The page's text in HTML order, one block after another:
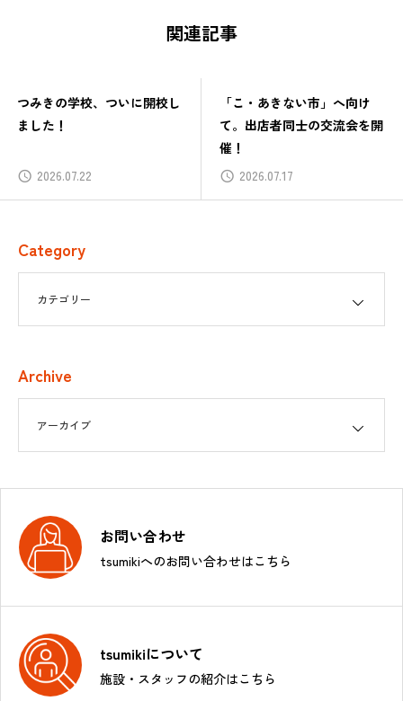
関連記事
つみきの学校、ついに開校し
ました！
2026.07.22
「こ・あきない市」へ向け
て。出店者同士の交流会を開
催！
2026.07.17
Category
Archive
お問い合わせ
tsumikiへのお問い合わせはこちら
tsumikiについて
施設・スタッフの紹介はこちら